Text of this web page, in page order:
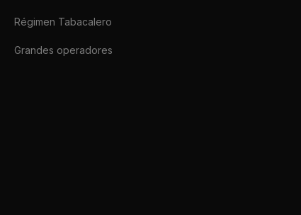
Régimen Tabacalero
Grandes operadores